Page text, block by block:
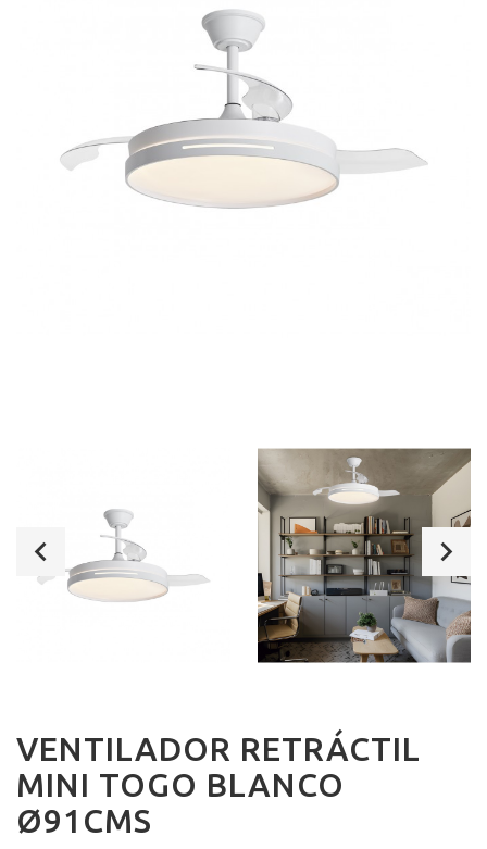
VENTILADOR RETRÁCTIL
MINI TOGO BLANCO
Ø91CMS